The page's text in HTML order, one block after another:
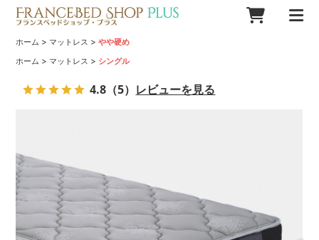
ホーム > マットレス >やや硬め
ホーム > マットレス > シングル
4.8 （5） レビューを見る